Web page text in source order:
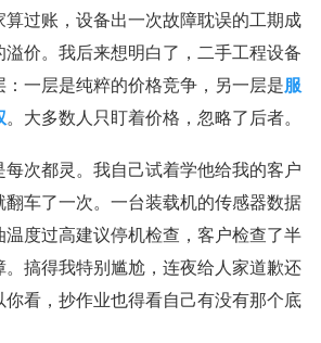
算过账，设备出一次故障耽误的工期成
价。我后来想明白了，二手工程设备
一层是纯粹的价格竞争，另一层是服
。大多数人只盯着价格，忽略了后者。
每次都灵。我自己试着学他给我的客户
翻车了一次。一台装载机的传感器数据
温度过高建议停机检查，客户检查了半
。搞得我特别尴尬，连夜给人家道歉还
你看，抄作业也得看自己有没有那个底